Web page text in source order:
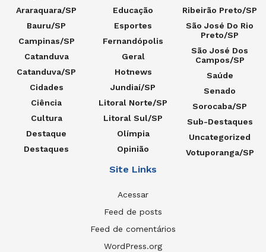
Araraquara/SP
Bauru/SP
Campinas/SP
Catanduva
Catanduva/SP
Cidades
Ciência
Cultura
Destaque
Destaques
Educação
Esportes
Fernandópolis
Geral
Hotnews
Jundiaí/SP
Litoral Norte/SP
Litoral Sul/SP
Olímpia
Opinião
Ribeirão Preto/SP
São José Do Rio
Preto/SP
São José Dos
Campos/SP
Saúde
Senado
Sorocaba/SP
Sub-Destaques
Uncategorized
Votuporanga/SP
Site Links
Acessar
Feed de posts
Feed de comentários
WordPress.org